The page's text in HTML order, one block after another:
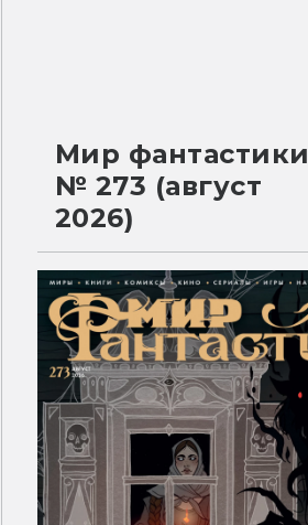
Мир фантастики
№ 273 (август
2026)